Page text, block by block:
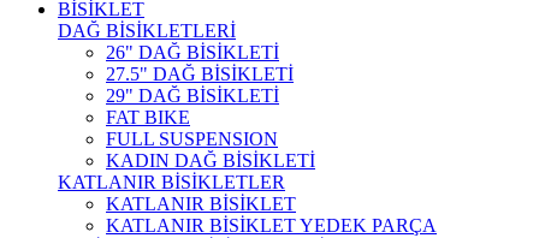
BİSİKLET
DAĞ BİSİKLETLERİ
26" DAĞ BİSİKLETİ
27.5" DAĞ BİSİKLETİ
29" DAĞ BİSİKLETİ
FAT BIKE
FULL SUSPENSION
KADIN DAĞ BİSİKLETİ
KATLANIR BİSİKLETLER
KATLANIR BİSİKLET
KATLANIR BİSİKLET YEDEK PARÇA